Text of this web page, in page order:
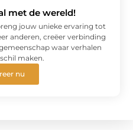
met de wereld!
jouw unieke ervaring tot
anderen, creëer verbinding
waar verhalen
maken.
nu